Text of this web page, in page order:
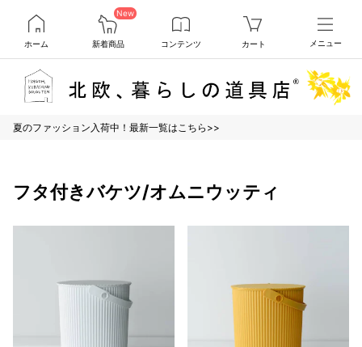
ホーム
New
新着商品 コンテンツ カート メニュー
夏のファッション入荷中！最新一覧はこちら>>
フタ付きバケツ/オムニウッティ